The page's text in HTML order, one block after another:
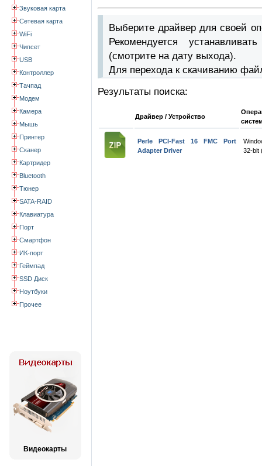
Звуковая карта
Сетевая карта
WiFi
Чипсет
USB
Контроллер
Тачпад
Модем
Камера
Мышь
Принтер
Сканер
Картридер
Bluetooth
Тюнер
SATA-RAID
Клавиатура
Порт
Смартфон
ИК-порт
Геймпад
SSD Диск
Ноутбуки
Прочее
Видеокарты
Выберите драйвер для своей
Рекомендуется
(смотрите на дату выхода).
Для перехода к скачиванию
Результаты поиска:
Драйвер / Устройство
Perle PCI-Fast 16 FMC Port
Adapter Driver
32-bit